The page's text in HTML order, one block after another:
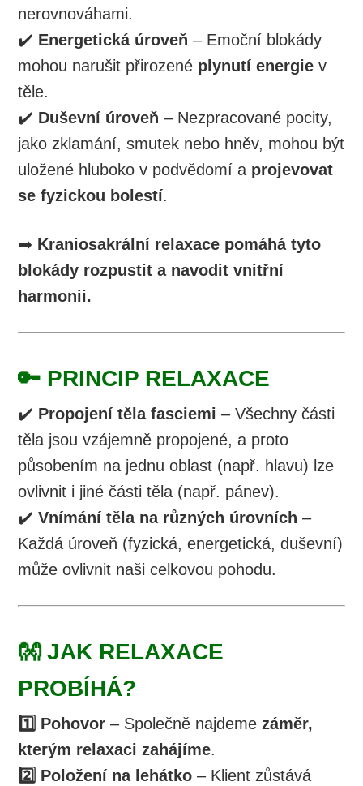
nerovnováhami.
✔️ Energetická úroveň – Emoční blokády
mohou narušit přirozené plynutí energie v
těle.
✔️ Duševní úroveň – Nezpracované pocity,
jako zklamání, smutek nebo hněv, mohou být
uložené hluboko v podvědomí a projevovat
se fyzickou bolestí.
➡️ Kraniosakrální relaxace pomáhá tyto
blokády rozpustit a navodit vnitřní
harmonii.
🔑 PRINCIP RELAXACE
✔️ Propojení těla fasciemi – Všechny části
těla jsou vzájemně propojené, a proto
působením na jednu oblast (např. hlavu) lze
ovlivnit i jiné části těla (např. pánev).
✔️Vnímání těla na různých úrovních –
Každá úroveň (fyzická, energetická, duševní)
může ovlivnit naši celkovou pohodu.
👐 JAK RELAXACE
PROBÍHÁ?
1️⃣ Pohovor – Společně najdemezáměr,
kterým relaxaci zahájíme.
2️⃣ Položení na lehátko – Klient zůstává